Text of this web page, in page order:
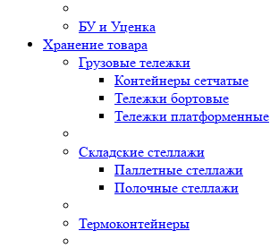
БУ и Уценка
Хранение товара
Грузовые тележки
Контейнеры сетчатые
Тележки бортовые
Тележки платформенные
Складские стеллажи
Паллетные стеллажи
Полочные стеллажи
Термоконтейнеры